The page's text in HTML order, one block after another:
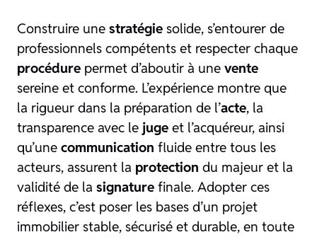
Construire une stratégie solide, s’entourer de
professionnels compétents et respecter chaque
procédure permet d’aboutir à une vente
sereine et conforme. L’expérience montre que
la rigueur dans la préparation de l’acte, la
transparence avec le juge et l’acquéreur, ainsi
qu’une communication fluide entre tous les
acteurs, assurent la protection du majeur et la
validité de la signature finale. Adopter ces
réflexes, c’est poser les bases d’un projet
immobilier stable, sécurisé et durable, en toute